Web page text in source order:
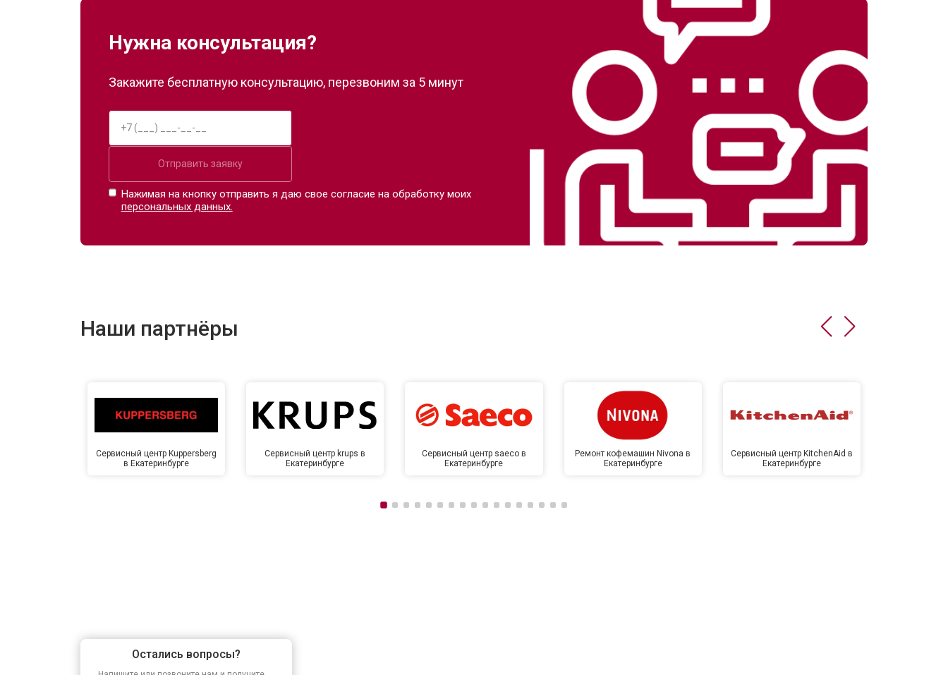
Нужна консультация?
Закажите бесплатную консультацию, перезвоним за 5 минут
Отправить заявку
Нажимая на кнопку отправить я даю свое согласие на обработку моих
персональных данных.
Наши партнёры
Сервисный центр Kuppersberg
в Екатеринбурге
Сервисный центр krups в
Екатеринбурге
Сервисный центр saeco в
Екатеринбурге
Ремонт кофемашин Nivona в
Екатеринбурге
Сервисный центр KitchenAid в
Екатеринбурге
Остались вопросы?